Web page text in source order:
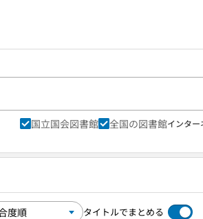
国立国会図書館 全国の図書館インタ
タイトルでまとめる